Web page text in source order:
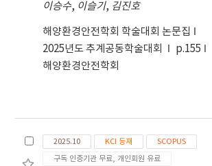
patterns, were investigated. As
treatment temperature
apparent density decreased from
to 1.03 g/cm3 while the porosity
from 46.03 % to 58.89 %. Thermal
decreased from 9.997 × 10-6 /K
6 /K. The main XRD peak
of the glass network structure.
showed that foamed glass based
이승수, 이슬기, 김진호
해양환경안전학회 학술대회 논문집
2025년도 추계공동학술대회
p.155
해양환경안전학회
2025.10 KCI 등재
SCOPUS
구독 인증기관 무료, 개인회원 유료